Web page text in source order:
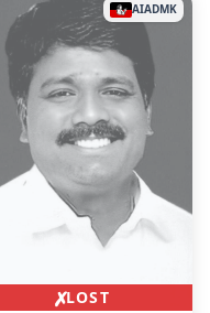
✗LOST
AIADMK